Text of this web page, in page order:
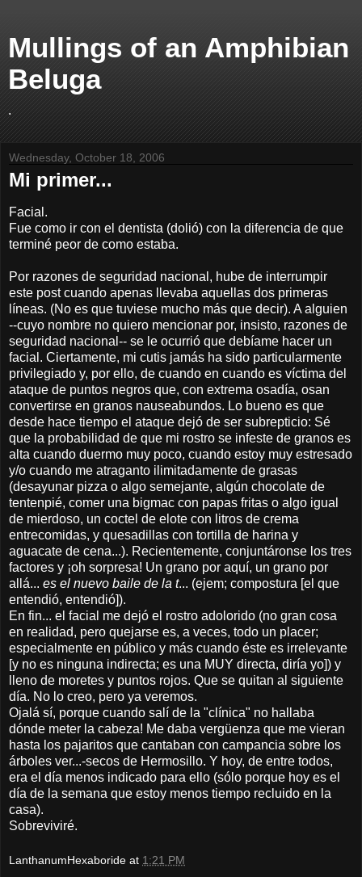
Mullings of an Amphibian
Beluga
.
Wednesday, October 18, 2006
Mi primer...
Facial.
Fue como ir con el dentista (dolió) con la diferencia de que
terminé peor de como estaba.
Por razones de seguridad nacional, hube de interrumpir
este post cuando apenas llevaba aquellas dos primeras
líneas. (No es que tuviese mucho más que decir). A alguien
--cuyo nombre no quiero mencionar por, insisto, razones de
seguridad nacional-- se le ocurrió que debíame hacer un
facial. Ciertamente, mi cutis jamás ha sido particularmente
privilegiado y, por ello, de cuando en cuando es víctima del
ataque de puntos negros que, con extrema osadía, osan
convertirse en granos nauseabundos. Lo bueno es que
desde hace tiempo el ataque dejó de ser subrepticio: Sé
que la probabilidad de que mi rostro se infeste de granos es
alta cuando duermo muy poco, cuando estoy muy estresado
y/o cuando me atraganto ilimitadamente de grasas
(desayunar pizza o algo semejante, algún chocolate de
tentenpié, comer una bigmac con papas fritas o algo igual
de mierdoso, un coctel de elote con litros de crema
entrecomidas, y quesadillas con tortilla de harina y
aguacate de cena...). Recientemente, conjuntáronse los tres
factores y ¡oh sorpresa! Un grano por aquí, un grano por
allá... es el nuevo baile de la t... (ejem; compostura [el que
entendió, entendió]).
En fin... el facial me dejó el rostro adolorido (no gran cosa
en realidad, pero quejarse es, a veces, todo un placer;
especialmente en público y más cuando éste es irrelevante
[y no es ninguna indirecta; es una MUY directa, diría yo]) y
lleno de moretes y puntos rojos. Que se quitan al siguiente
día. No lo creo, pero ya veremos.
Ojalá sí, porque cuando salí de la "clínica" no hallaba
dónde meter la cabeza! Me daba vergüenza que me vieran
hasta los pajaritos que cantaban con campancia sobre los
árboles ver...-secos de Hermosillo. Y hoy, de entre todos,
era el día menos indicado para ello (sólo porque hoy es el
día de la semana que estoy menos tiempo recluido en la
casa).
Sobreviviré.
LanthanumHexaboride at 1:21 PM